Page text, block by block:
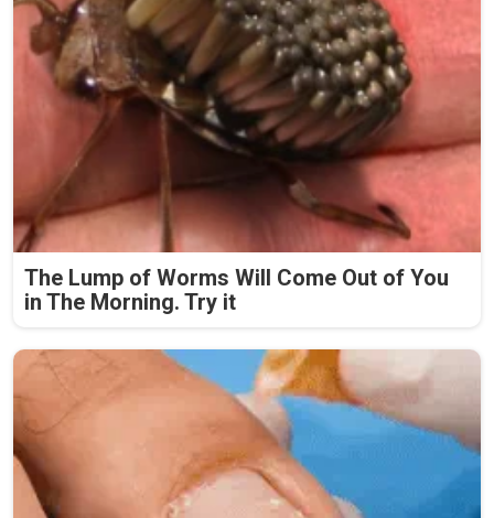
The Lump of Worms Will Come Out of You
in The Morning. Try it